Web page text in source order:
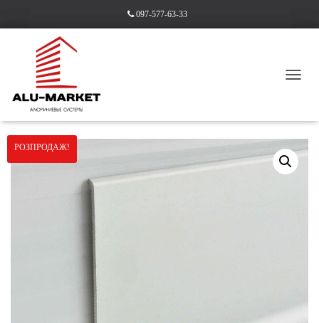
097-577-63-33
Е
М
К
Н
Головна/Плінтус алюмінієвий
РОЗПРОДАЖ!